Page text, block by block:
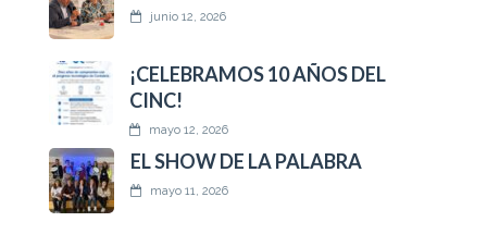
junio 12, 2026
¡CELEBRAMOS 10 AÑOS DEL
CINC!
mayo 12, 2026
EL SHOW DE LA PALABRA
mayo 11, 2026